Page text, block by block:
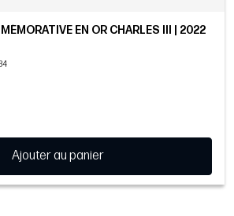
EN OR CHARLES III | 2022
Ajouter au panier